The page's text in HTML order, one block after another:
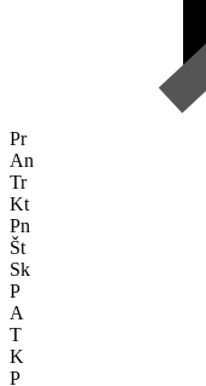
Pr
An
Tr
Kt
Pn
Št
Sk
P
A
T
K
P